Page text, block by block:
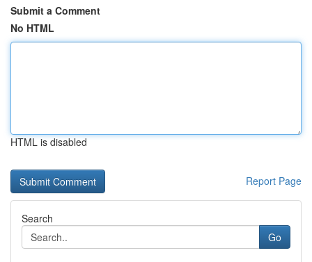
Submit a Comment
No HTML
HTML is disabled
Report Page
Search
Go